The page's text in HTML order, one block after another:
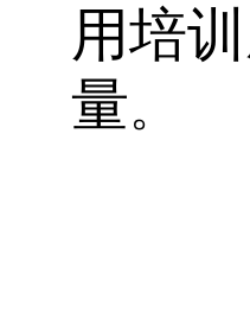
用培
量。